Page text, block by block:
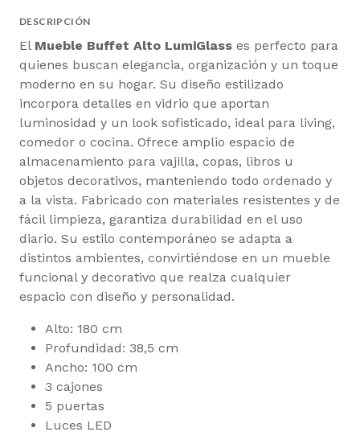
DESCRIPCIÓN
El Mueble Buffet Alto LumiGlass es perfecto para
quienes buscan elegancia, organización y un toque
moderno en su hogar. Su diseño estilizado
incorpora detalles en vidrio que aportan
luminosidad y un look sofisticado, ideal para living,
comedor o cocina. Ofrece amplio espacio de
almacenamiento para vajilla, copas, libros u
objetos decorativos, manteniendo todo ordenado y
a la vista. Fabricado con materiales resistentes y de
fácil limpieza, garantiza durabilidad en el uso
diario. Su estilo contemporáneo se adapta a
distintos ambientes, convirtiéndose en un mueble
funcional y decorativo que realza cualquier
espacio con diseño y personalidad.
Alto: 180 cm
Profundidad: 38,5 cm
Ancho: 100 cm
3 cajones
5 puertas
Luces LED